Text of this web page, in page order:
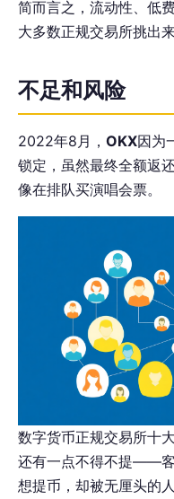
简而言之，流动性、低
大多数正规交易所挑出来
不足和风险
2022年8月， OKX因为
锁定，虽然最终全额返
像在排队买演唱会票。
数字货币正规交易所十
还有一点不得不提——
想提币，却被无厘头的